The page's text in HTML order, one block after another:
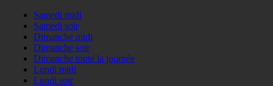
Samedi midi
Samedi soir
Dimanche midi
Dimanche soir
Dimanche toute la journée
Lundi midi
Lundi soir